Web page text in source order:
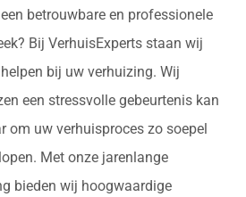
betrouwbare en professionele
Bij VerhuisExperts staan wij
bij uw verhuizing. Wij
een stressvolle gebeurtenis kan
om uw verhuisproces zo soepel
Met onze jarenlange
bieden wij hoogwaardige